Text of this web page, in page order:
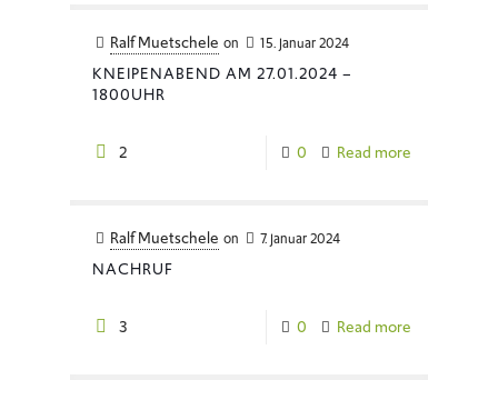
Ralf Muetschele on 15. Januar 2024
KNEIPENABEND AM 27.01.2024 –
1800UHR
2 0 Read more
Ralf Muetschele on 7. Januar 2024
NACHRUF
3 0 Read more